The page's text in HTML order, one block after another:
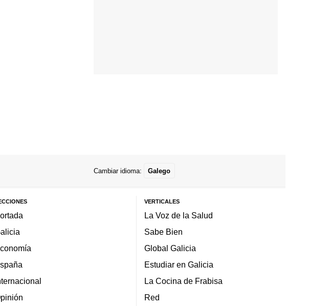
Cambiar idioma: Galego
VERTICALES
La Voz de la Salud
Sabe Bien
Global Galicia
Estudiar en Galicia
La Cocina de Frabisa
Red